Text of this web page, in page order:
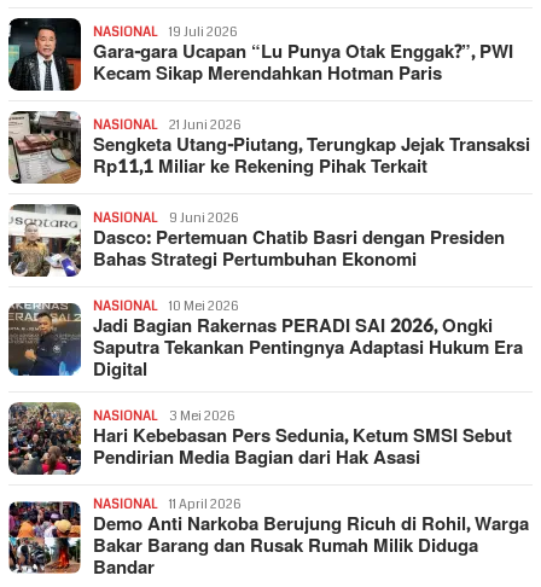
NASIONAL 19 Juli 2026
Gara-gara Ucapan “Lu Punya Otak Enggak?”, PWI
Kecam Sikap Merendahkan Hotman Paris
NASIONAL 21 Juni 2026
Sengketa Utang-Piutang, Terungkap Jejak Transaksi
Rp11,1 Miliar ke Rekening Pihak Terkait
NASIONAL 9 Juni 2026
Dasco: Pertemuan Chatib Basri dengan Presiden
Bahas Strategi Pertumbuhan Ekonomi
NASIONAL 10 Mei 2026
Jadi Bagian Rakernas PERADI SAI 2026, Ongki
Saputra Tekankan Pentingnya Adaptasi Hukum Era
Digital
NASIONAL 3 Mei 2026
Hari Kebebasan Pers Sedunia, Ketum SMSI Sebut
Pendirian Media Bagian dari Hak Asasi
NASIONAL 11 April 2026
Demo Anti Narkoba Berujung Ricuh di Rohil, Warga
Bakar Barang dan Rusak Rumah Milik Diduga
Bandar